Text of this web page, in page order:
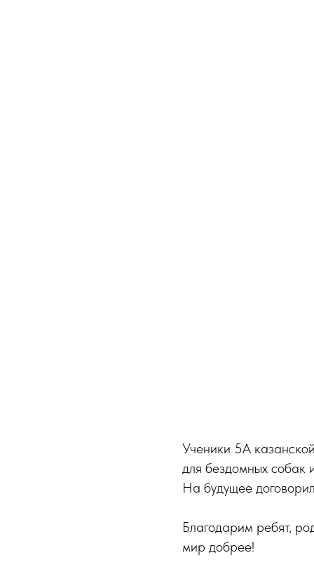
Ученики 5А
для бездомных собак
На будущее
Благодарим ребят,
мир добрее!